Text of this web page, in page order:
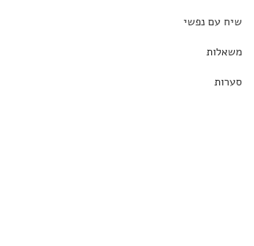
שיח עם נפשי
משאלות
סערות